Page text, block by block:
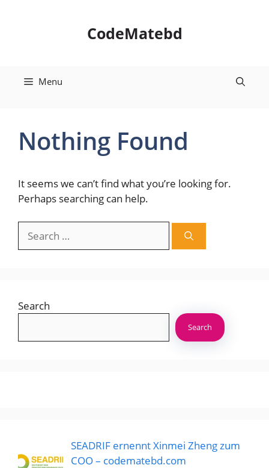
CodeMatebd
Menu
Nothing Found
It seems we can’t find what you’re looking for.
Perhaps searching can help.
for:
Search
Search
SEADRIF ernennt Xinmei Zheng zum
COO – codematebd.com